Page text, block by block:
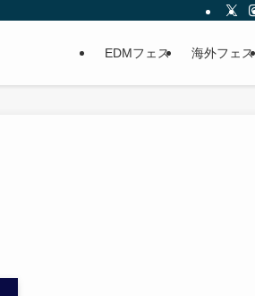
EDMフェス 海外フェス